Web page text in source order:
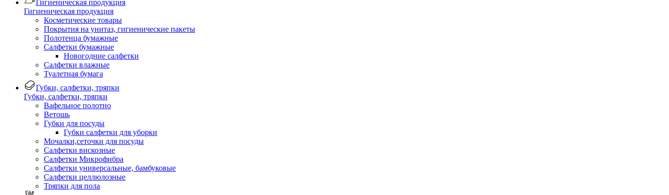
Гигиеническая продукция
Гигиеническая продукция
Косметические товары
Покрытия на унитаз, гигиенические пакеты
Полотенца бумажные
Салфетки бумажные
Новогодние салфетки
Салфетки влажные
Туалетная бумага
Губки, салфетки, тряпки
Губки, салфетки, тряпки
Вафельное полотно
Ветошь
Губки для посуды
Губки салфетки для уборки
Мочалки,сеточки для посуды
Салфетки вискозные
Салфетки Микрофибра
Салфетки универсальные, бамбуковые
Салфетки целлюлозные
Тряпки для пола